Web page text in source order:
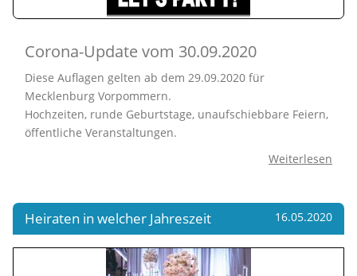
Corona-Update vom 30.09.2020
Diese Auflagen gelten ab dem 29.09.2020 für
Mecklenburg Vorpommern.
Hochzeiten, runde Geburtstage, unaufschiebbare Feiern,
öffentliche Veranstaltungen.
Weiterlesen
16.05.2020
Heiraten in welcher Jahreszeit